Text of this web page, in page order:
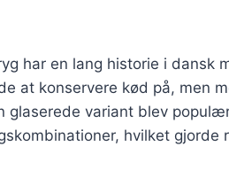
har en lang historie i dansk
at konservere kød på, men
glaserede variant blev
hvilket gjorde